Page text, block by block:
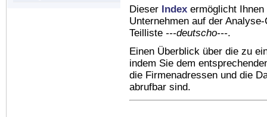
Dieser Index ermöglicht
Unternehmen auf der
Teilliste ---deutscho---.
Einen Überblick über die zu
indem Sie dem
die Firmenadressen und die
abrufbar sind.